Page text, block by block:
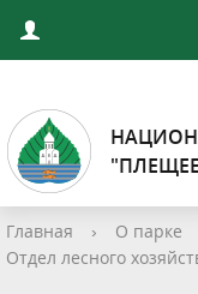
Главная › О парке
Отдел лесного